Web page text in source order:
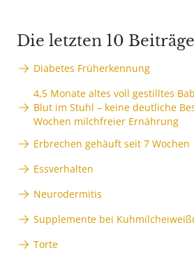
Die letzten 10 Beiträge
Diabetes Früherkennung
4,5 Monate altes voll gestilltes
Blut im Stuhl – keine deutliche
Wochen milchfreier Ernährung
Erbrechen gehäuft seit 7 Wochen
Essverhalten
Neurodermitis
Supplemente bei
Torte